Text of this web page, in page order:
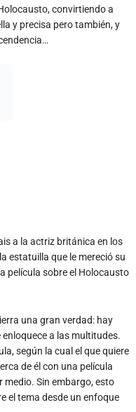
convirtiendo a
y precisa pero también, y
estatuilla que le mereció su
una gran verdad: hay
a las multitudes.
de él con una película
medio. Sin embargo, esto
el tema desde un enfoque